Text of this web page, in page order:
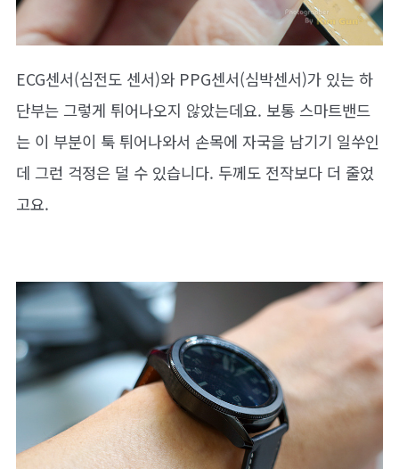
ECG센서(심전도 센서)와 PPG센서(심박센서)가 있는 하
단부는 그렇게 튀어나오지 않았는데요. 보통 스마트밴드
는 이 부분이 툭 튀어나와서 손목에 자국을 남기기 일쑤인
데 그런 걱정은 덜 수 있습니다. 두께도 전작보다 더 줄었
고요.